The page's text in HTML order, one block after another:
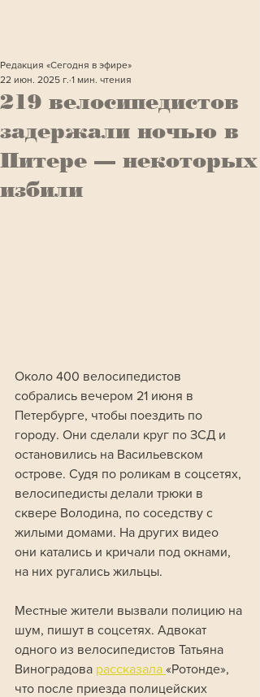
219 велосипедистов
задержали ночью в
Питере — некоторых
избили
Редакция «Сегодня в эфире»
22 июн. 2025 г. 1 мин. чтения
Около 400 велосипедистов
собрались вечером 21 июня в
Петербурге, чтобы поездить по
городу. Они сделали круг по ЗСД и
остановились на Васильевском
острове. Судя по роликам в соцсетях,
велосипедисты делали трюки в
сквере Володина, по соседству с
жилыми домами. На других видео
они катались и кричали под окнами,
на них ругались жильцы.
Местные жители вызвали полицию на
шум, пишут в соцсетях. Адвокат
одного из велосипедистов Татьяна
Виноградова рассказала «Ротонде»,
что после приезда полицейских